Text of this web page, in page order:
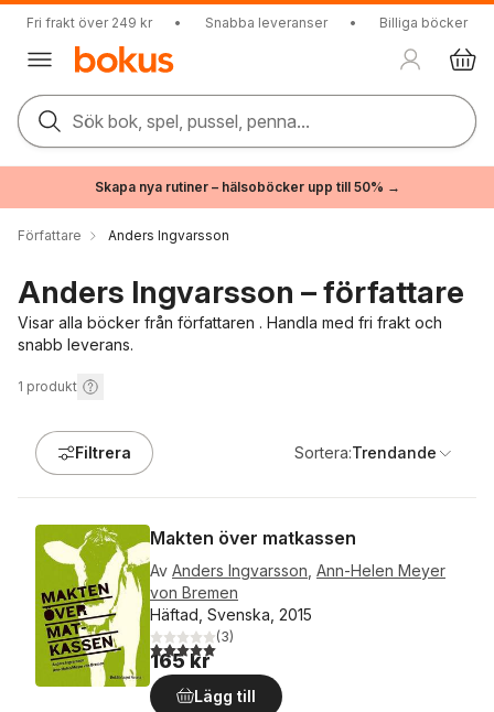
Fri frakt över 249 kr • Snabba leveranser • Billiga böcker
Sök bok, spel, pussel, penna...
Skapa nya rutiner – hälsoböcker upp till 50% →
Författare Anders Ingvarsson
Anders Ingvarsson – författare
Visar alla böcker från författaren . Handla med fri frakt och
snabb leverans.
1 produkt
Filtrera Sortera:Trendande
Makten över matkassen
Av Anders Ingvarsson Ann-Helen Meyer
von Bremen
Häftad, Svenska, 2015
5,0utav 5 stjärnor. Totalt antal röster:
(3)
165 kr
Lägg till